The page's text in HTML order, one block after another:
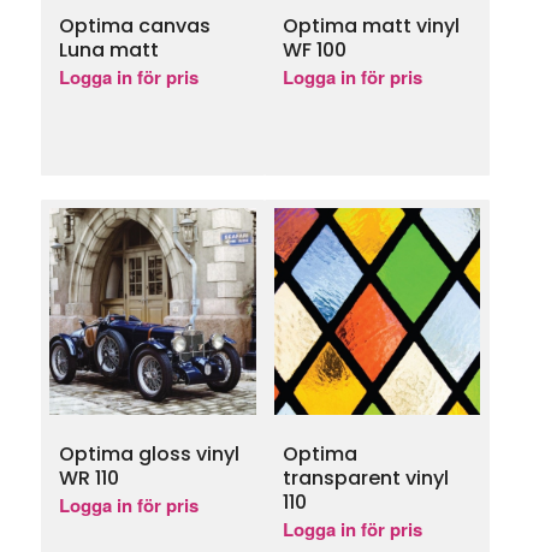
Optima canvas
Luna matt
Logga in för pris
Optima matt vinyl
WF 100
Logga in för pris
Optima gloss vinyl
WR 110
Logga in för pris
Optima
transparent vinyl
110
Logga in för pris